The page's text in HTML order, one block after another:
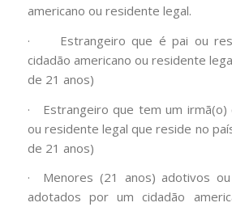
americano ou residente legal.
· Estrangeiro que é pai ou
cidadão americano ou residente
de 21 anos)
· Estrangeiro que tem um irmã(o)
ou residente legal que reside no
de 21 anos)
· Menores (21 anos) adotivos
adotados por um cidadão